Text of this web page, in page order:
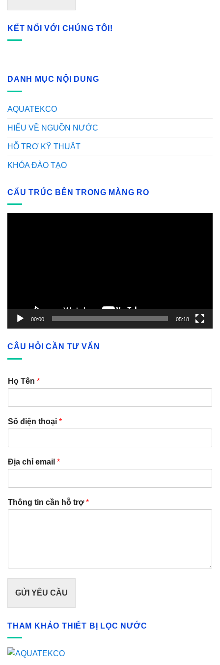
KẾT NỐI VỚI CHÚNG TÔI!
DANH MỤC NỘI DUNG
AQUATEKCO
HIỂU VỀ NGUỒN NƯỚC
HỖ TRỢ KỸ THUẬT
KHÓA ĐÀO TẠO
CẤU TRÚC BÊN TRONG MÀNG RO
00:00 05:18
CÂU HỎI CẦN TƯ VẤN
Họ Tên *
Số điện thoại *
Địa chỉ email *
Thông tin cần hỗ trợ*
GỬI YÊU CẦU
THAM KHẢO THIẾT BỊ LỌC NƯỚC